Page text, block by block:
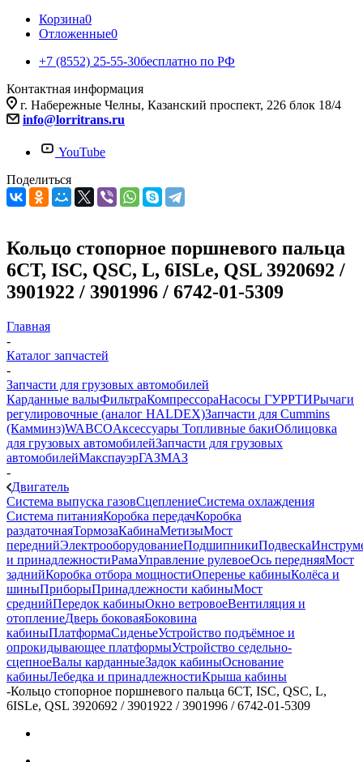
Корзина0
Отложенные0
+7 (8552) 25-55-30бесплатно по РФ
Контактная информация
г. Набережные Челны, Казанский проспект, 226 блок 18/4
info@lorritrans.ru
YouTube
Поделиться
Кольцо стопорное поршневого пальца
6СТ, ISC, QSC, L, 6ISLе, QSL 3920692 /
3901922 / 3901996 / 6742-01-5309
Главная
-
Каталог запчастей
-
Запчасти для грузовых автомобилей
Карданные валыФильтраКомпрессораНасосы ГУРРТИРычаги
регулировочные (аналог HALDEX)Запчасти для Cummins
(Камминз)WABCOАксессуары Топливные бакиОблицовка
для грузовых автомобилейЗапчасти для грузовых
автомобилейМакспауэрГАЗМАЗ
-
Двигатель
Система выпуска газовСцеплениеСистема охлаждения
Система питанияКоробка передачКоробка
раздаточнаяТормозаКабинаМетизыМост
переднийЭлектрооборудованиеПодшипникиПодвеска
и принадлежностиРамаУправление рулевоеОсь передняяМост
заднийКоробка отбора мощностиОперенье кабиныКолёса и
шиныПриборыПринадлежности кабиныМост
среднийПередок кабиныОкно ветровоеВентиляция и
отоплениеДверь боковаяБоковина
кабиныПлатформаСиденьеУстройство подъёмное и
опрокидывающее платформыУстройство седельно-
сцепноеВалы карданныеЗадок кабиныОснование
кабиныЛебедка и принадлежностиКрыша кабины
-Кольцо стопорное поршневого пальца 6СТ, ISC, QSC, L,
6ISLе, QSL 3920692 / 3901922 / 3901996 / 6742-01-5309